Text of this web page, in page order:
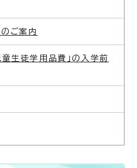
ご案内
生徒学用品費」の入学前